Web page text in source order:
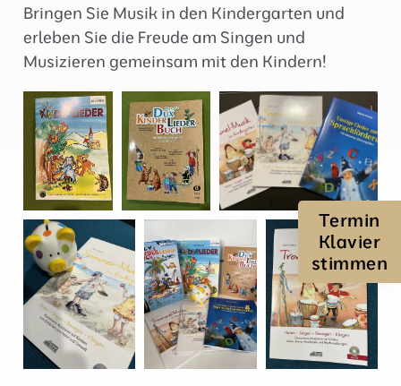
Bringen Sie Musik in den Kindergarten und
erleben Sie die Freude am Singen und
Musizieren gemeinsam mit den Kindern!
Termin
Klavier
stimmen